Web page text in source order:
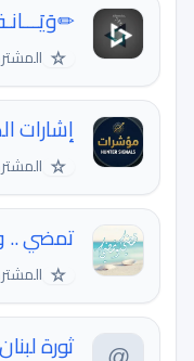
☆
إشارات
☆
تمضي ..
☆
ثورة